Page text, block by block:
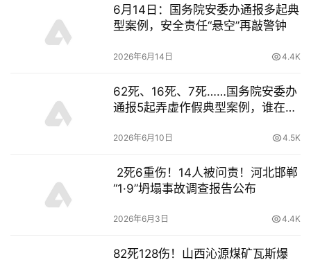
6月14日：国务院安委办通报多起典
型案例，安全责任“悬空”再敲警钟
2026年6月14日 4.4K
62死、16死、7死……国务院安委办
通报5起弄虚作假典型案例，谁在拿
2026年6月10日 4.5K
2死6重伤！14人被问责！河北邯郸
“1·9”坍塌事故调查报告公布
2026年6月3日 4.4K
82死128伤！山西沁源煤矿瓦斯爆